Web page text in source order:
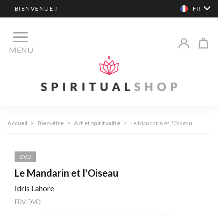
BIENVENUE ! FR
MENU
Accueil > Bien-être > Art et spiritualité > Le Mandarin et l'Oiseau
DVD
Le Mandarin et l'Oiseau
Idris Lahore
FBV-DVD